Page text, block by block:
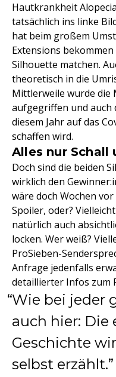
Hautkrankheit
tatsächlich ins linke
hat beim großem
Extensions
Silhouette matchen.
theoretisch in die
Mittlerweile wurde die
aufgegriffen und auch
diesem Jahr auf das
schaffen wird.
Alles nur Schall
Doch sind die beiden
wirklich den
wäre doch Wochen
Spoiler, oder?
natürlich auch
locken. Wer weiß?
ProSieben-
Anfrage jedenfalls
detaillierter Infos zum
Wie bei jeder
auch hier:
Geschichte
selbst erzählt.